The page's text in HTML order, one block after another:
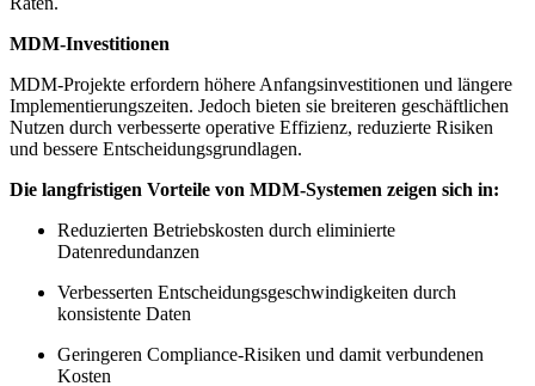
MDM-Investitionen
MDM-Projekte erfordern höhere Anfangsinvestitionen und längere
Implementierungszeiten. Jedoch bieten sie breiteren geschäftlichen
Nutzen durch verbesserte operative Effizienz, reduzierte Risiken
und bessere Entscheidungsgrundlagen.
Die langfristigen Vorteile von MDM-Systemen zeigen sich in:
Reduzierten Betriebskosten durch eliminierte
Datenredundanzen
Verbesserten Entscheidungsgeschwindigkeiten durch
konsistente Daten
Geringeren Compliance-Risiken und damit verbundenen
Kosten